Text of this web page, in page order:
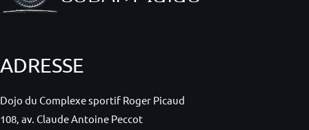
ADRESSE
Dojo du Complexe sportif Roger Picaud
108, av. Claude Antoine Peccot